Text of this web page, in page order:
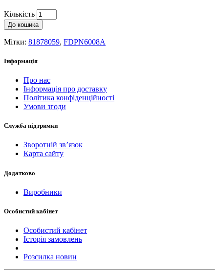
Кількість
До кошика
Мітки: 81878059, FDPN6008A
Інформація
Про нас
Інформація про доставку
Політика конфіденційності
Умови згоди
Служба підтримки
Зворотній зв’язок
Карта сайту
Додатково
Виробники
Особистий кабінет
Особистий кабінет
Історія замовлень
Розсилка новин